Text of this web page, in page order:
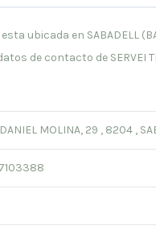
esta ubicada en SABADELL
de contacto de SERVEI
MOLINA, 29 , 8204 ,